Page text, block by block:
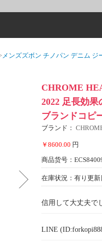
メンズズボン チノパン デニム ジ
CHROME
2022 足長効
ブランドコピ
ブランド：
￥8600.00 円
商品货号：
在庫状況：有り 更新
信用して大丈夫で
LINE